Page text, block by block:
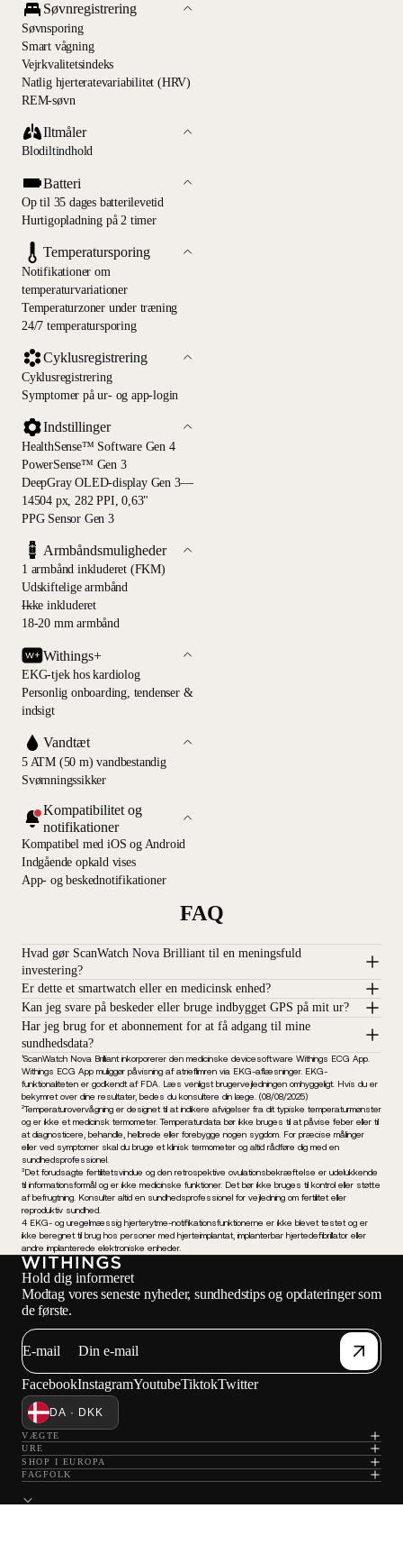
Søvnregistrering
Søvnsporing
Smart vågning
Vejrkvalitetsindeks
Natlig hjerteratevariabilitet (HRV)
REM-søvn
Iltmåler
Blodiltindhold
Batteri
Op til 35 dages batterilevetid
Hurtigopladning på 2 timer
Temperatursporing
Notifikationer om
temperaturvariationer
Temperaturzoner under træning
24/7 temperatursporing
Cyklusregistrering
Cyklusregistrering
Symptomer på ur- og app-login
Indstillinger
HealthSense™ Software Gen 4
PowerSense™ Gen 3
DeepGray OLED-display Gen 3—
14504 px, 282 PPI, 0,63"
PPG Sensor Gen 3
Armbåndsmuligheder
1 armbånd inkluderet (FKM)
Udskiftelige armbånd
—
Ikke inkluderet
18-20 mm armbånd
Withings+
EKG-tjek hos kardiolog
Personlig onboarding, tendenser &
indsigt
Vandtæt
5 ATM (50 m) vandbestandig
Svømningssikker
Kompatibilitet og
notifikationer
Kompatibel med iOS og Android
Indgående opkald vises
App- og beskednotifikationer
FAQ
Hvad gør ScanWatch Nova Brilliant til en meningsfuld
investering?
Er dette et smartwatch eller en medicinsk enhed?
Kan jeg svare på beskeder eller bruge indbygget GPS på mit ur?
Har jeg brug for et abonnement for at få adgang til mine
sundhedsdata?
¹ScanWatch Nova Brilliant inkorporerer den medicinske devicesoftware Withings ECG App.
Withings ECG App muliggør påvisning af atrieflimren via EKG-aflæsninger. EKG-
funktionaliteten er godkendt af FDA. Læs venligst brugervejledningen omhyggeligt. Hvis du er
bekymret over dine resultater, bedes du konsultere din læge. (08/08/2025)
²Temperaturovervågning er designet til at indikere afvigelser fra dit typiske temperaturmønster
og er ikke et medicinsk termometer. Temperaturdata bør ikke bruges til at påvise feber eller til
at diagnosticere, behandle, helbrede eller forebygge nogen sygdom. For præcise målinger
eller ved symptomer skal du bruge et klinisk termometer og altid rådføre dig med en
sundhedsprofessionel.
³Det forudsagte fertilitetsvindue og den retrospektive ovulationsbekræftelse er udelukkende
til informationsformål og er ikke medicinske funktioner. Det bør ikke bruges til kontrol eller støtte
af befrugtning. Konsulter altid en sundhedsprofessionel for vejledning om fertilitet eller
reproduktiv sundhed.
4 EKG- og uregelmæssig hjerterytme-notifikationsfunktionerne er ikke blevet testet og er
ikke beregnet til brug hos personer med hjerteimplantat, implanterbar hjertedefibrillator eller
andre implanterede elektroniske enheder.
Hold dig informeret
Modtag vores seneste nyheder, sundhedstips og opdateringer som
de første.
E-mail
FacebookInstagramYoutubeTiktokTwitter
DA · DKK
VÆGTE
URE
SHOP I EUROPA
FAGFOLK